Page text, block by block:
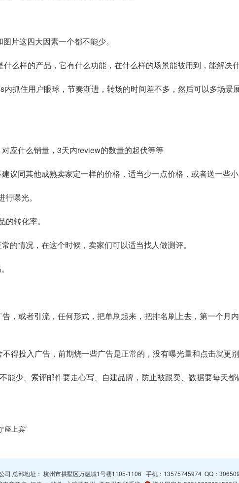
片这四大因素一个都不能少。
么样的产品，它有什么功能，在什么样的场景能被用到，能解决
抓住用户眼球，节奏渐进，转场的时间差不多，然后可以多场景
应什么销量，3天内review的数量的起伏等等
议同其他成熟卖家定一样的价格，适当少一点价格，或者送一些
曝光。
转化率。
的情况，在这个时候，卖家们可以适当找人做测评。
，或者引流，任何形式，把单刷起来，把排名刷上去，第一个月
得投入广告，前期烧一些广告是正常的，没有曝光量和点击就更别
少、索评邮件要走心写、自建品牌，防止被跟卖、数据要每天都
座上宾”
司 总部地址： 杭州市拱墅区万融城1号楼1105-1106 手机： 13575745974QQ：